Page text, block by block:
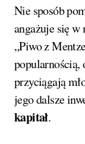
Nie sposób
angażuje się w
„Piwo z
popularnością,
przyciągają
jego dalsze
kapitał.